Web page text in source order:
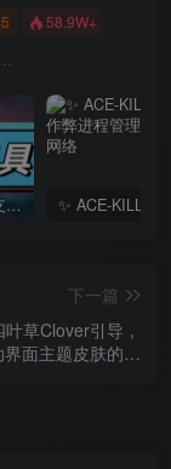
58.9W+
黑苹果显卡和CPU支持情况以及购买硬件防踩坑指南
下一篇
草Clover引导，
面主题皮肤的方